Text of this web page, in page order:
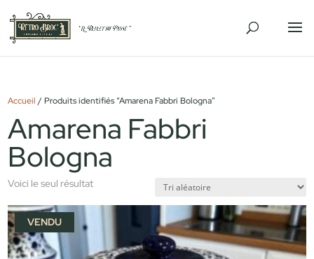
Accueil / Produits identifiés “Amarena Fabbri Bologna”
Amarena Fabbri
Bologna
Voici le seul résultat
VENDU